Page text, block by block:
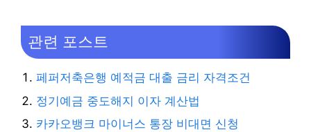
관련 포스트
페퍼저축은행 예적금 대출 금리 자격조건
정기예금 중도해지 이자 계산법
카카오뱅크 마이너스 통장 비대면 신청